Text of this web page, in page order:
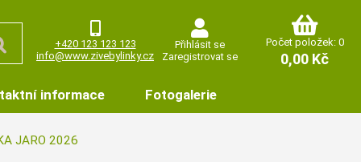
+420 123 123 123
info@www.zivebylinky.cz
Přihlásit se
Zaregistrovat se
Počet položek: 0
0,00 Kč
informace Fotogalerie
JARO 2026